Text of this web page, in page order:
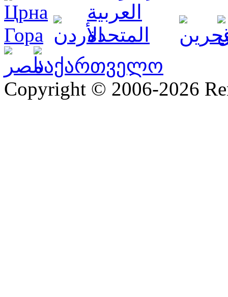
Copyright © 2006-2026